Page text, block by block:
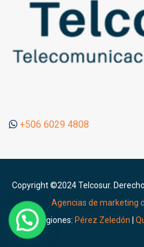
+506 6029 4808
Copyright ©2024 Telcosur.
Agencias de marketing
Regiones: Pérez Zeledón